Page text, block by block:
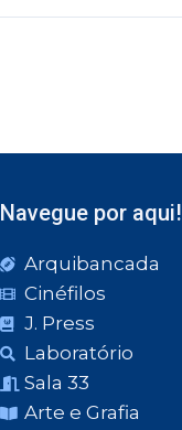
Navegue por aqui!
Arquibancada
Cinéfilos
J. Press
Laboratório
Sala 33
Arte e Grafia